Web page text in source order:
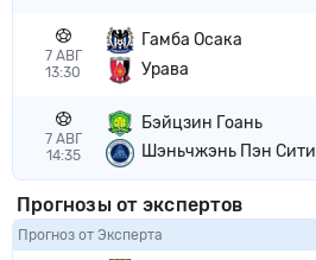
7 АВГ
13:30
Гамба Осака
Урава
7 АВГ
14:35
Бэйцзин Гоань
Шэньчжэнь Пэн Сити
Прогнозы от экспертов
Прогноз от Эксперта